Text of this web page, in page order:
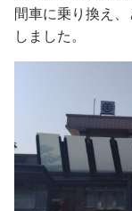
間車に乗り換え
しました。